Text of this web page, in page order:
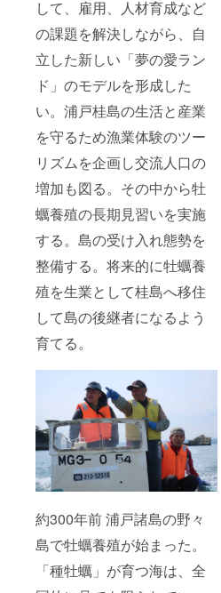
して、雇用、人材育成など
の課題を解決しながら、自
立した新しい「夢の愛ラン
ド」のモデルを形成した
い。浦戸桂島の生活と産業
を守るため漁業体験のツー
リズムを企画し交流人口の
増加も図る。その中から牡
蠣養殖の長期見習いを実施
する。島の受け入れ態勢を
整備する。将来的に牡蠣養
殖を生業として桂島へ移住
して島の後継者になるよう
育てる。
約300年前 浦戸諸島の野々
島で牡蠣養殖が始まった。
「種牡蠣」が育つ海は、全